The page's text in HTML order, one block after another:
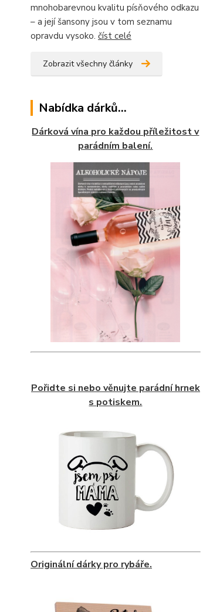
mnohobarevnou kvalitu písňového odkazu
– a její šansony jsou v tom seznamu
opravdu vysoko. číst celé
Zobrazit všechny články
Nabídka dárků...
Dárková vína pro každou příležitost v
parádním balení.
Pořidte si nebo věnujte parádní hrnek
s potiskem.
Originální dárky pro rybáře.